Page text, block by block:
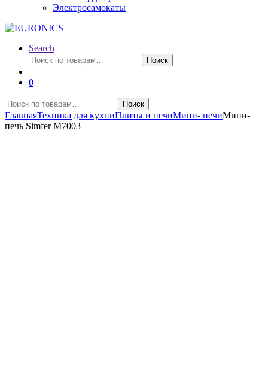
Электросамокаты
Search
Искать:
Поиск
0
Искать:
Поиск
ГлавнаяТехника для кухниПлиты и печиМини- печиМини-
печь Simfer М7003